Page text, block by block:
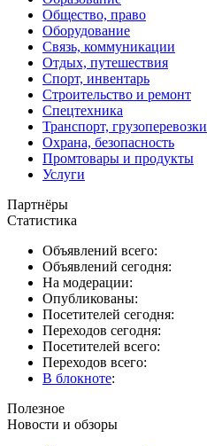
Общество, право
Оборудование
Связь, коммуникации
Отдых, путешествия
Спорт, инвентарь
Строительство и ремонт
Спецтехника
Транспорт, грузоперевозки
Охрана, безопасность
Промтовары и продукты
Услуги
Партнёры
Статистика
Объявлений всего:
Объявлений сегодня:
На модерации:
Опубликованы:
Посетителей сегодня:
Переходов сегодня:
Посетителей всего:
Переходов всего:
В блокноте:
Полезное
Новости и обзоры